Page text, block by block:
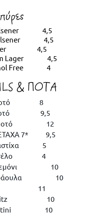
Pilsener 4,5
4,5
4,5
Lager 4,5
Free 4
& ΠΟΤΑ
ποτό 8
ποτό 9,5
ποτό 12
7* 9,5
5
4
λεμόνι 10
φράουλα 10
11
Spritz 10
10